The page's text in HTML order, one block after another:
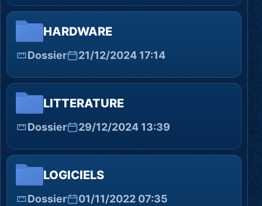
HARDWARE
Dossier 21/12/2024 17:14
LITTERATURE
Dossier 29/12/2024 13:39
LOGICIELS
Dossier 01/11/2022 07:35